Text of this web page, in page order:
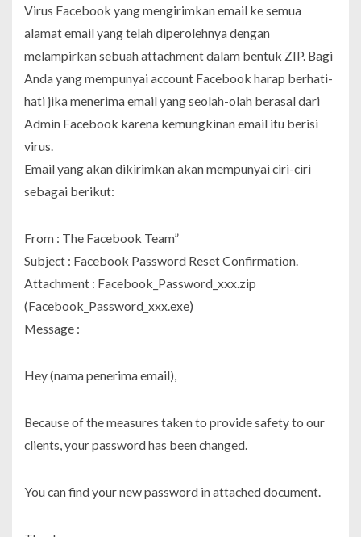
Virus Facebook yang mengirimkan email ke semua
alamat email yang telah diperolehnya dengan
melampirkan sebuah attachment dalam bentuk ZIP. Bagi
Anda yang mempunyai account Facebook harap berhati-
hati jika menerima email yang seolah-olah berasal dari
Admin Facebook karena kemungkinan email itu berisi
virus.
Email yang akan dikirimkan akan mempunyai ciri-ciri
sebagai berikut:
From : The Facebook Team”
Subject : Facebook Password Reset Confirmation.
Attachment : Facebook_Password_xxx.zip
(Facebook_Password_xxx.exe)
Message :
Hey (nama penerima email),
Because of the measures taken to provide safety to our
clients, your password has been changed.
You can find your new password in attached document.